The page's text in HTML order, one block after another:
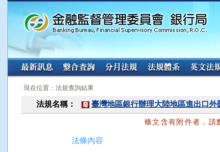
:::
現在位置：法規查詢結果
法規名稱： 廢 臺灣地區銀行辦理大陸地區進出口外
條文含有附件者，請
法條內容